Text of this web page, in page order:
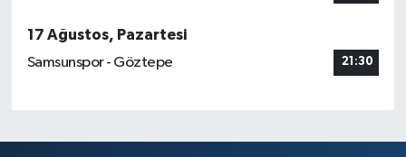
17 Ağustos, Pazartesi
Samsunspor - Göztepe
21:30